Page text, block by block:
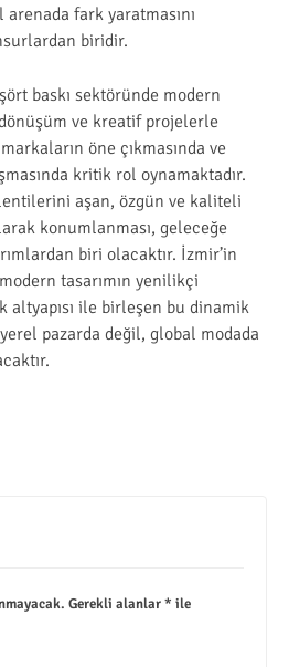
fark yaratmasını
biridir.
baskı sektöründe modern
ve kreatif projelerle
öne çıkmasında ve
kritik rol oynamaktadır.
aşan, özgün ve kaliteli
konumlanması, geleceğe
biri olacaktır. İzmir’in
tasarımın yenilikçi
altyapısı ile birleşen bu dinamik
yerel pazarda değil, global modada
Gerekli alanlar* ile